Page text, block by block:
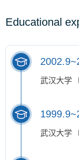
Educational
武汉大学
武汉大学